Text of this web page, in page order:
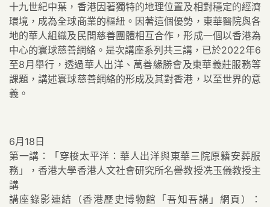
十九世紀中葉，香港因著獨特的地理位置及相對穩定的經濟
環境，成為全球商業的樞紐。因著這個優勢，東華醫院與各
地的華人組織及民間慈善團體相互合作，形成一個以香港為
中心的寰球慈善網絡。是次講座系列共三講，已於2022年6
至8月舉行，透過華人出洋、萬善緣勝會及東華義莊服務等
課題，講述寰球慈善網絡的形成及其對香港，以至世界的意
義。
6月18日
第一講：「穿梭太平洋：華人出洋與東‍華三院原籍安葬服
務」，香港大學香港人文社會研究所名譽教授冼玉儀教授主
講
講座錄影連結（香港歷史博物館「吾知吾講」網頁）：